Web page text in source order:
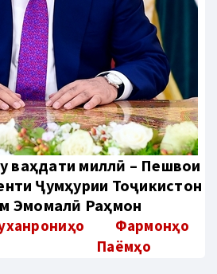
ваҳдати миллӣ – Пешвои
Ҷумҳурии Тоҷикистон
Эмомалӣ Раҳмон
Фармонҳо
Паёмҳо